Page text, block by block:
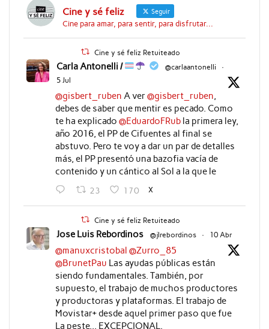
Cine y sé feliz Seguir
Cine para amar, para sentir, para disfrutar...
Cine y sé feliz Retuiteado
Carla Antonelli / @carlaantonelli
·
5 Jul
@gisbert_ruben A ver@gisbert_ruben
debes de saber que mentir es pecado. Como
te ha explicado @EduardoFRubla primera ley,
año 2016, el PP de Cifuentes al final se
abstuvo. Pero te voy a dar un par de detalles
más, el PP presentó una bazofia vacía de
contenido y un cántico al Sol a la que le
23 170 X
Cine y sé feliz Retuiteado
Jose Luis Rebordinos @jlrebordinos · 10 Abr
@manuxcristobal @Zurro_85
@BrunetPau Las ayudas públicas están
siendo fundamentales. También, por
supuesto, el trabajo de muchos productores
y productoras y plataformas. El trabajo de
Movistar+ desde aquel primer paso que fue
La peste... EXCEPCIONAL.